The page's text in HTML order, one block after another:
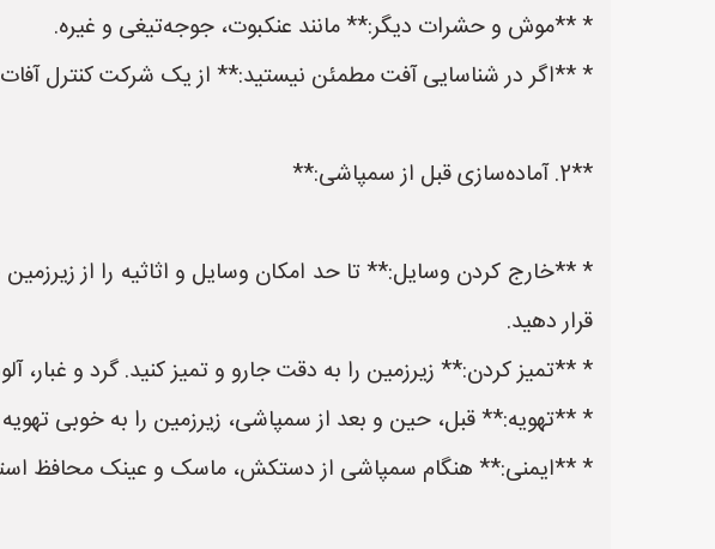
* **موش و حشرات دیگر:** مانند عنکبوت، جوجه‌تیغی و غیره.
* **اگر در شناسایی آفت مطمئن نیستید:** از یک شرکت کنترل
**2. آماده‌سازی قبل از سمپاشی:**
* **خارج کردن وسایل:** تا حد امکان وسایل و اثاثیه را از زیرزمین
قرار دهید.
* **تمیز کردن:** زیرزمین را به دقت جارو و تمیز کنید. گرد و غبار،
* **تهویه:** قبل، حین و بعد از سمپاشی، زیرزمین را به خوبی تهویه
* **ایمنی:** هنگام سمپاشی از دستکش، ماسک و عینک محافظ